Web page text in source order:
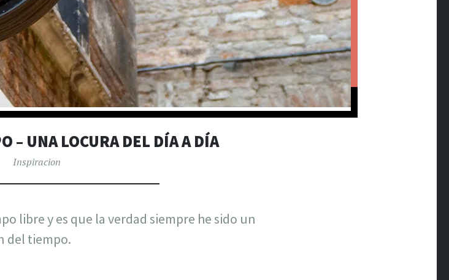
– UNA LOCURA DEL DÍA A DÍA
Inspiracion
libre y es que la verdad siempre he sido un
del tiempo.